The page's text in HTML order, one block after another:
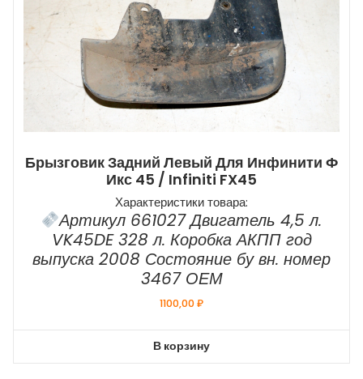
Брызговик Задний Левый Для Инфинити Ф
Икс 45 / Infiniti FX45
Характеристики товара:
Артикул 661027 Двигатель 4,5 л.
VK45DE 328 л. Коробка АКПП год
выпуска 2008 Состояние бу вн. номер
3467 ОЕМ
1100,00₽
В корзину